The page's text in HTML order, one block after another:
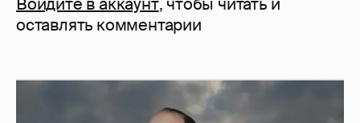
оставлять комментарии